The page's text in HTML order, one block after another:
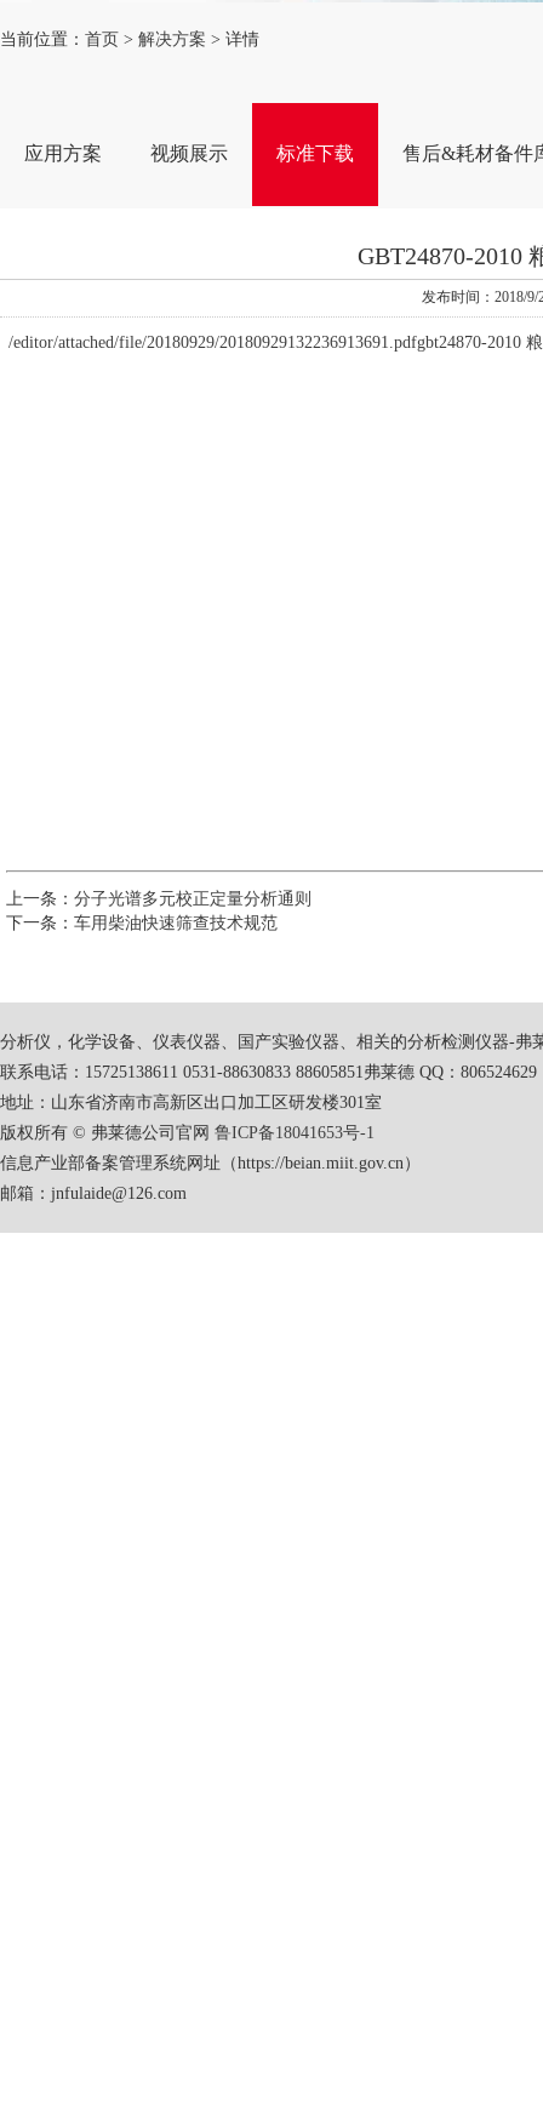
当前位置： 首页 > 解决方案 > 详情
应用方案 视频展示 标准下载 售后&耗材备件
GBT24870-2010
发布时间：
/editor/attached/file/20180929/20180929132236913691.pdfgbt24870-2010
上一条： 分子光谱多元校正定量分析通则
下一条： 车用柴油快速筛查技术规范
分析仪，化学设备、仪表仪器、国产实验仪器、相关的分析检测仪器-弗
联系电话：15725138611 0531-88630833 88605851弗莱德 QQ：806524629
地址：山东省济南市高新区出口加工区研发楼301室
版权所有 © 弗莱德公司官网 鲁ICP备18041653号-1
信息产业部备案管理系统网址（https://beian.miit.gov.cn）
邮箱：jnfulaide@126.com